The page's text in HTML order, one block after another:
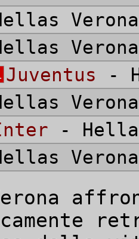
Juventus -
-